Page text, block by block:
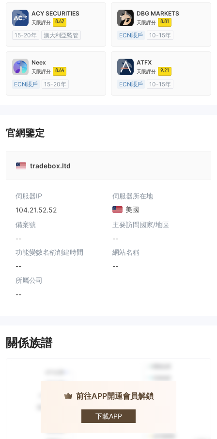
ACY SECURITIES
天眼評分 8.62
15-20年
澳大利亞監管
DBG MARKETS
天眼評分 8.81
ECN賬戶
10-15年
主標MT4
Neex
天眼評分 8.64
ECN賬戶
15-20年
ATFX
天眼評分 9.21
ECN賬戶
10-15年
官網鑒定
tradebox.ltd
伺服器IP
104.21.52.52
伺服器所在地
美國
備案號
--
主要訪問國家/地區
--
功能變數名稱創建時間
--
網站名稱
--
所屬公司
--
關係族譜
前往APP開通會員解鎖
下載APP